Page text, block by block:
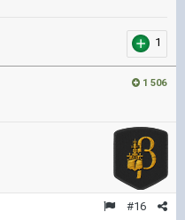
1
1 506
#16